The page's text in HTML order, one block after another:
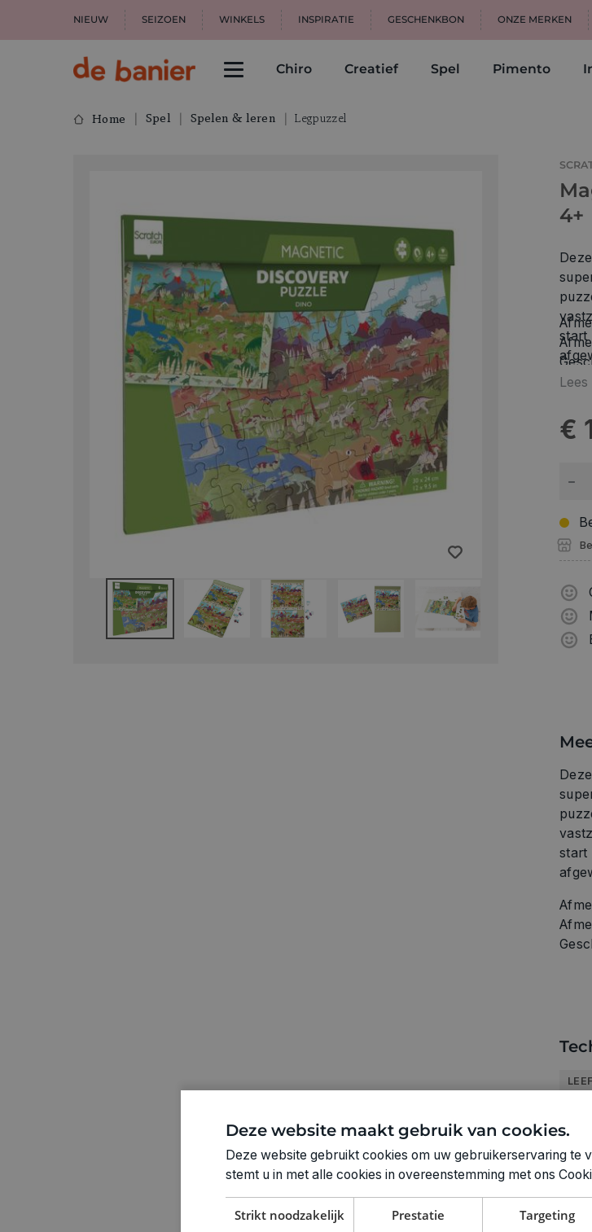
NIEUW SEIZOEN WINKELS INSPIRATIE GESCHENKBON ONZE MERKEN
Chiro Creatief Spel Pimento
Home Spel Spelen & leren Legpuzzel
4+
start
€
start
Deze website maakt gebruik van cookies.
Deze website gebruikt cookies om uw gebruikerservaring te
stemt u in met alle cookies in overeenstemming met ons
Strikt noodzakelijk Prestatie Targeting